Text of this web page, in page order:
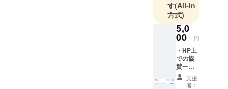
す(All-in
方式)
5,0
00 円
・HP上
での協
賛一覧
にお名
前掲載
支援
者：